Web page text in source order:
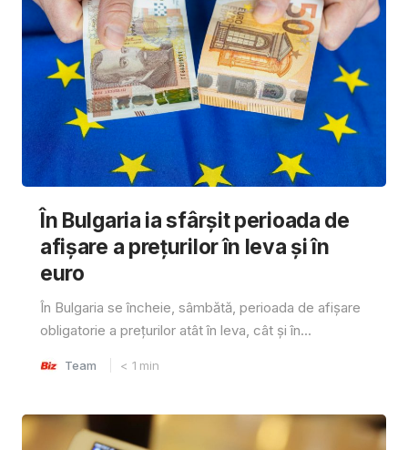
În Bulgaria ia sfârşit perioada de
afișare a prețurilor în ​​leva și în
euro
În Bulgaria se încheie, sâmbătă, perioada de afișare
obligatorie a prețurilor atât în ​​leva, cât și în...
Team < 1 min